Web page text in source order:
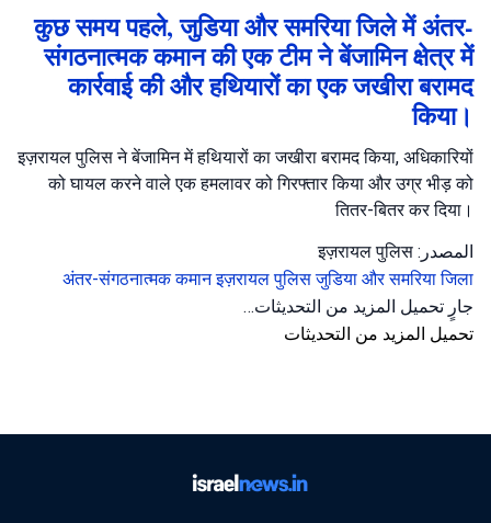
कुछ समय पहले, जुडिया और समरिया जिले में अंतर-
संगठनात्मक कमान की एक टीम ने बेंजामिन क्षेत्र में
कार्रवाई की और हथियारों का एक जखीरा बरामद
किया।
इज़रायल पुलिस ने बेंजामिन में हथियारों का जखीरा बरामद किया, अधिकारियों
को घायल करने वाले एक हमलावर को गिरफ्तार किया और उग्र भीड़ को
तितर-बितर कर दिया।
المصدر: इज़रायल पुलिस
अंतर-संगठनात्मक कमानइज़रायल पुलिसजुडिया और समरिया जिला
جارٍ تحميل المزيد من التحديثات…
تحميل المزيد من التحديثات